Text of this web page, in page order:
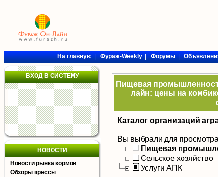
На главную|Фураж-Weekly|Форумы|
ВХОД В СИСТЕМУ
НОВОСТИ
Новости рынка кормов
Обзоры прессы
Пищевая
лайн: цены на
Каталог организаций
Вы выбрали для
Пищевая
Сельское хозяйство
Услуги АПК